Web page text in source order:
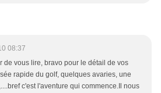
08:37
de vous lire, bravo pour le détail de vos
rapide du golf, quelques avaries, une
c'est l'aventure qui commence.Il nous